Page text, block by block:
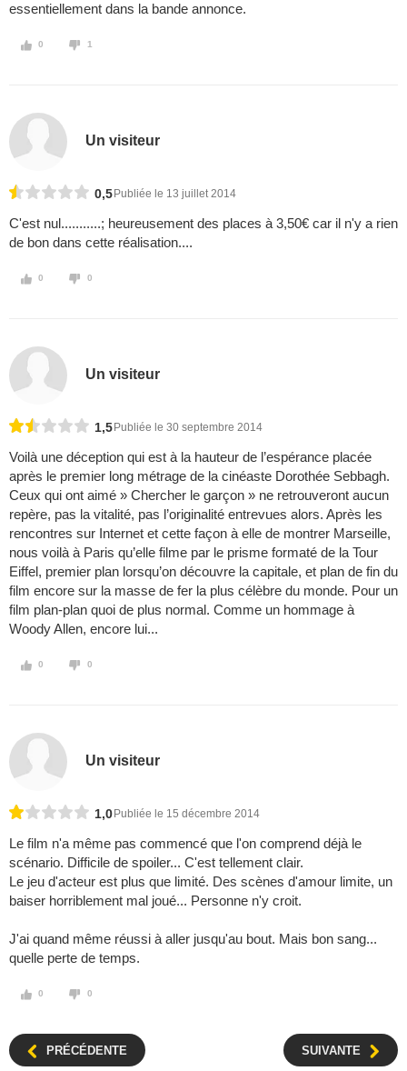
essentiellement dans la bande annonce.
0 1
Un visiteur
0,5 Publiée le 13 juillet 2014
C'est nul...........; heureusement des places à 3,50€ car il n'y a rien
de bon dans cette réalisation....
0 0
Un visiteur
1,5 Publiée le 30 septembre 2014
Voilà une déception qui est à la hauteur de l’espérance placée
après le premier long métrage de la cinéaste Dorothée Sebbagh.
Ceux qui ont aimé » Chercher le garçon » ne retrouveront aucun
repère, pas la vitalité, pas l’originalité entrevues alors. Après les
rencontres sur Internet et cette façon à elle de montrer Marseille,
nous voilà à Paris qu’elle filme par le prisme formaté de la Tour
Eiffel, premier plan lorsqu’on découvre la capitale, et plan de fin du
film encore sur la masse de fer la plus célèbre du monde. Pour un
film plan-plan quoi de plus normal. Comme un hommage à
Woody Allen, encore lui...
0 0
Un visiteur
1,0 Publiée le 15 décembre 2014
Le film n'a même pas commencé que l'on comprend déjà le
scénario. Difficile de spoiler... C'est tellement clair.
Le jeu d'acteur est plus que limité. Des scènes d'amour limite, un
baiser horriblement mal joué... Personne n'y croit.
J'ai quand même réussi à aller jusqu'au bout. Mais bon sang...
quelle perte de temps.
0 0
PRÉCÉDENTE SUIVANTE